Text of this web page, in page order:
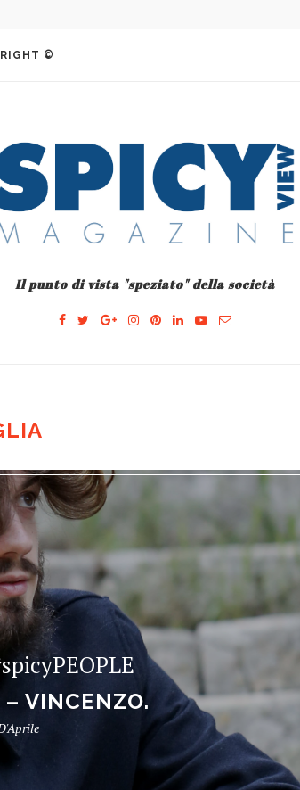
©
Il punto di vista "speziato" della società
– VINCENZO.